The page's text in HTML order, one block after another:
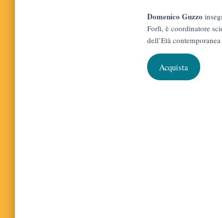
Domenico Guzzo
Forlì, è coordinatore
dell’Età
Acquista